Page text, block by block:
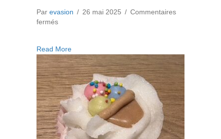
Par evasion / 26 mai 2025 / Commentaires
ferméssur
Gin
Fizz
Read Moreabout Mini Cupcake Gin Fizz